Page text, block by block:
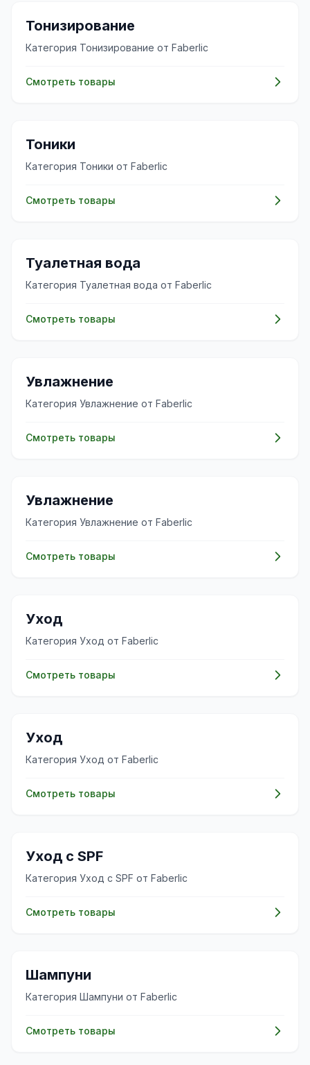
✨
Тонизирование
Категория Тонизирование от Faberlic
Смотреть товары
✨
Тоники
Категория Тоники от Faberlic
Смотреть товары
✨
Туалетная вода
Категория Туалетная вода от Faberlic
Смотреть товары
✨
Увлажнение
Категория Увлажнение от Faberlic
Смотреть товары
✨
Увлажнение
Категория Увлажнение от Faberlic
Смотреть товары
🧴
Уход
Категория Уход от Faberlic
Смотреть товары
🧴
Уход
Категория Уход от Faberlic
Смотреть товары
🧴
Уход с SPF
Категория Уход с SPF от Faberlic
Смотреть товары
✨
Шампуни
Категория Шампуни от Faberlic
Смотреть товары